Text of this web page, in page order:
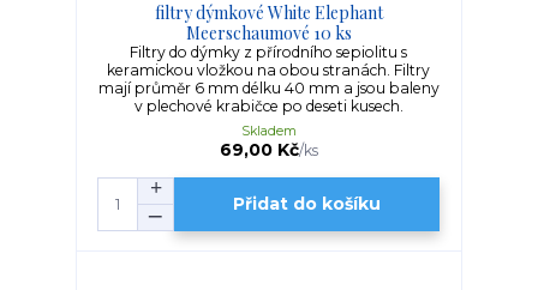
filtry dýmkové White Elephant
Meerschaumové 10 ks
Filtry do dýmky z přírodního sepiolitu s
keramickou vložkou na obou stranách. Filtry
mají průměr 6 mm délku 40 mm a jsou baleny
v plechové krabičce po deseti kusech.
69,00 Kč/ks
Skladem
Přidat do košíku